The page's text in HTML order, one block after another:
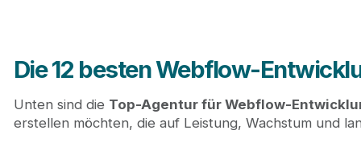
Die 12 besten Webflow-
Unten sind die Top-Agentur für Webflow-
erstellen möchten, die auf Leistung, Wachstum und